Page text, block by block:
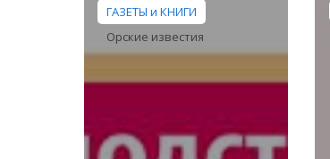
ГАЗЕТЫ и КНИГИ
Орские известия